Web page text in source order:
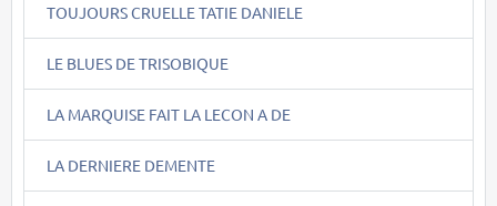
TOUJOURS CRUELLE TATIE DANIELE
LE BLUES DE TRISOBIQUE
LA MARQUISE FAIT LA LECON A DE
LA DERNIERE DEMENTE